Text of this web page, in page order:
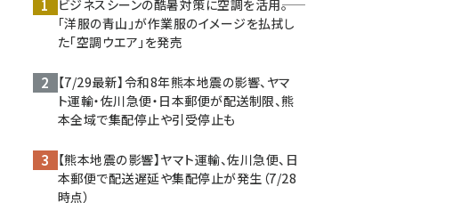
ビジネスシーンの酷暑対策に空調を活用――。
「洋服の青山」が作業服のイメージを払拭し
た「空調ウエア」を発売
【7/29最新】令和8年熊本地震の影響、ヤマ
ト運輸・佐川急便・日本郵便が配送制限、熊
本全域で集配停止や引受停止も
【熊本地震の影響】ヤマト運輸、佐川急便、日
本郵便で配送遅延や集配停止が発生（7/28
時点）